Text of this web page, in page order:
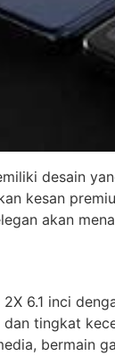
desain
kesan
akan
2X 6.1 inci
tingkat
bermain